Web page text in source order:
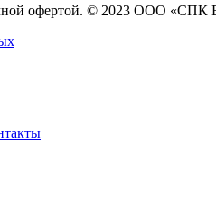
офертой. © 2023 ООО «СПК